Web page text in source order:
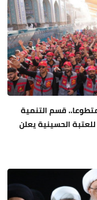
مسعفا ومتطوعا.. قسم التنمية
الحسينية يعلن